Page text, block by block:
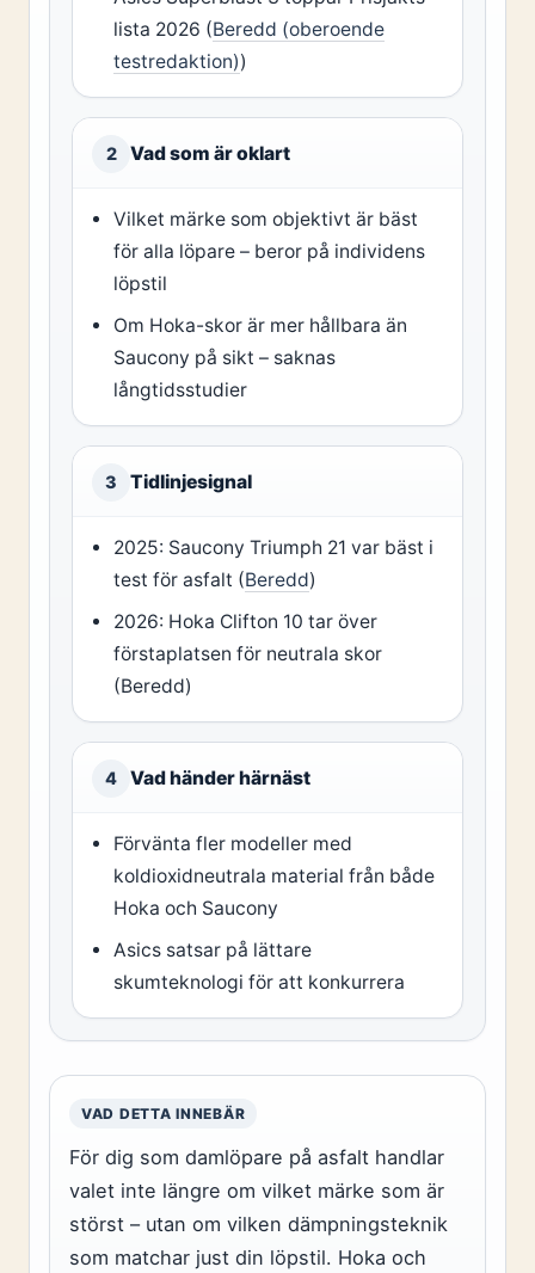
lista 2026 (Beredd (oberoende
testredaktion))
2 Vad som är oklart
Vilket märke som objektivt är bäst
för alla löpare – beror på individens
löpstil
Om Hoka-skor är mer hållbara än
Saucony på sikt – saknas
långtidsstudier
3 Tidlinjesignal
2025: Saucony Triumph 21 var bäst i
test för asfalt (Beredd)
2026: Hoka Clifton 10 tar över
förstaplatsen för neutrala skor
(Beredd)
4 Vad händer härnäst
Förvänta fler modeller med
koldioxidneutrala material från både
Hoka och Saucony
Asics satsar på lättare
skumteknologi för att konkurrera
VAD DETTA INNEBÄR
För dig som damlöpare på asfalt handlar
valet inte längre om vilket märke som är
störst – utan om vilken dämpningsteknik
som matchar just din löpstil. Hoka och